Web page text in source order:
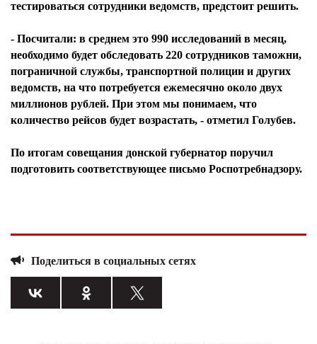
тестироваться сотрудники ведомств, предстоит решить.
- Посчитали: в среднем это 990 исследований в месяц,
необходимо будет обследовать 220 сотрудников таможни,
пограничной службы, транспортной полиции и других
ведомств, на что потребуется ежемесячно около двух
миллионов рублей. При этом мы понимаем, что
количество рейсов будет возрастать, - отметил Голубев.
По итогам совещания донской губернатор поручил
подготовить соответствующее письмо Роспотребнадзору.
Поделиться в социальных сетях